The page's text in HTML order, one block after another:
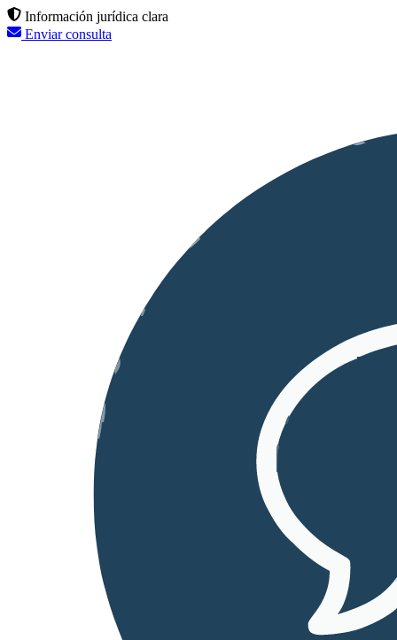
Información jurídica clara
Enviar consulta